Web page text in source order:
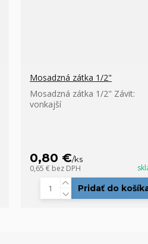
Mosadzná zátka 1/2"
Mosadzná zátka 1/2" Závit:
vonkajší
0,80 €/ks
0,65 € bez DPH
Pridať do